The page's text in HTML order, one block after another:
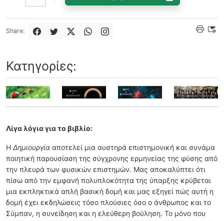
Share:
Κατηγορίες:
Λίγα λόγια για το βιβλίο:
Η Δημιουργία αποτελεί μια αυστηρά επιστημονική και συνάμα
ποιητική παρουσίαση της σύγχρονης ερμηνείας της φύσης από
την πλευρά των φυσικών επιστημών. Μας αποκαλύπτει ότι
πίσω από την εμφανή πολυπλοκότητα της ύπαρξης κρύβεται
μια εκπληκτικά απλή βασική δομή και μας εξηγεί πώς αυτή η
δομή έχει εκδηλώσεις τόσο πλούσιες όσο ο άνθρωπος και το
Σύμπαν, η συνείδηση και η ελεύθερη βούληση. Το μόνο που